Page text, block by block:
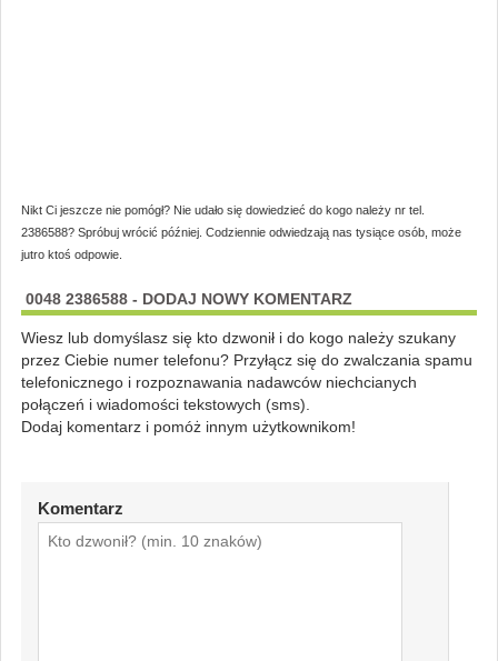
Nikt Ci jeszcze nie pomógł? Nie udało się dowiedzieć do kogo należy nr tel.
2386588? Spróbuj wrócić później. Codziennie odwiedzają nas tysiące osób, może
jutro ktoś odpowie.
0048 2386588 - DODAJ NOWY KOMENTARZ
Wiesz lub domyślasz się kto dzwonił i do kogo należy szukany
przez Ciebie numer telefonu? Przyłącz się do zwalczania spamu
telefonicznego i rozpoznawania nadawców niechcianych
połączeń i wiadomości tekstowych (sms).
Dodaj komentarz i pomóż innym użytkownikom!
Komentarz